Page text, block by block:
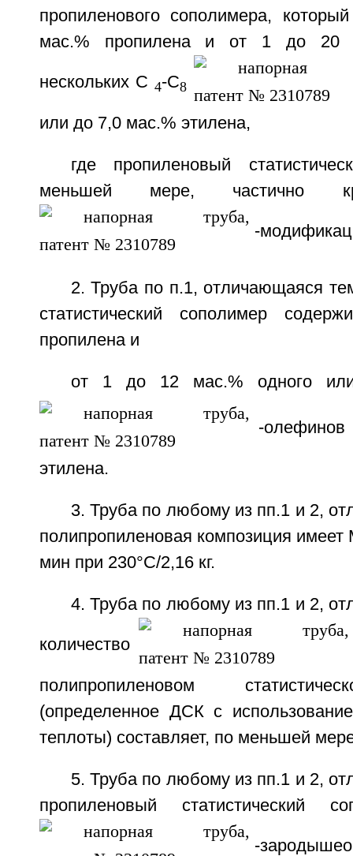
пропиленового сополимера,
мас.% пропилена и от 1 до 20
нескольких C 4-C8
или до 7,0 мас.% этилена,
где пропиленовый
меньшей мере, частично
-
2. Труба по п.1, отличающаяся
статистический сополимер
пропилена и
от 1 до 12 мас.% одного или
-
этилена.
3. Труба по любому из пп.1 и 2,
полипропиленовая композиция имеет
мин при 230°С/2,16 кг.
4. Труба по любому из пп.1 и 2,
количество
полипропиленовом
(определенное ДСК с
теплоты) составляет, по меньшей
5. Труба по любому из пп.1 и 2,
пропиленовый статистический
-